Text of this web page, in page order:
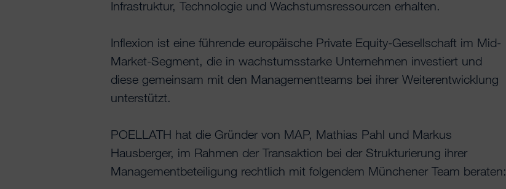
Infrastruktur, Technologie und Wachstumsressourcen erhalten.
Inflexion ist eine führende europäische Private Equity-Gesellschaft im Mid-
Market-Segment, die in wachstumsstarke Unternehmen investiert und
diese gemeinsam mit den Managementteams bei ihrer Weiterentwicklung
unterstützt.
POELLATH hat die Gründer von MAP, Mathias Pahl und Markus
Hausberger, im Rahmen der Transaktion bei der Strukturierung ihrer
Managementbeteiligung rechtlich mit folgendem Münchener Team beraten: